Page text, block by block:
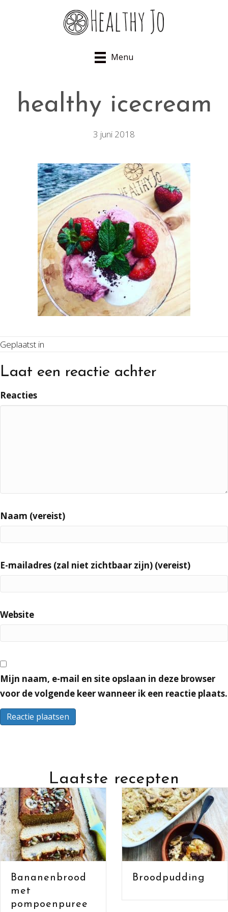
Menu
healthy icecream
3 juni 2018
Geplaatst in
Laat een reactie achter
Reacties
Naam (vereist)
E-mailadres (zal niet zichtbaar zijn) (vereist)
Website
Mijn naam, e-mail en site opslaan in deze browser
voor de volgende keer wanneer ik een reactie plaats.
Laatste recepten
Broodpudding
Bananenbrood